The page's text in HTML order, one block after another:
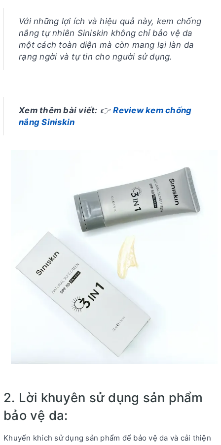
Với những lợi ích và hiệu quả này, kem chống
nắng tự nhiên Siniskin không chỉ bảo vệ da
một cách toàn diện mà còn mang lại làn da
rạng ngời và tự tin cho người sử dụng.
Xem thêm bài viết: 👉Review kem chống
nắng Siniskin
2. Lời khuyên sử dụng sản phẩm
bảo vệ da:
Khuyến khích sử dụng sản phẩm để bảo vệ da và cải thiện